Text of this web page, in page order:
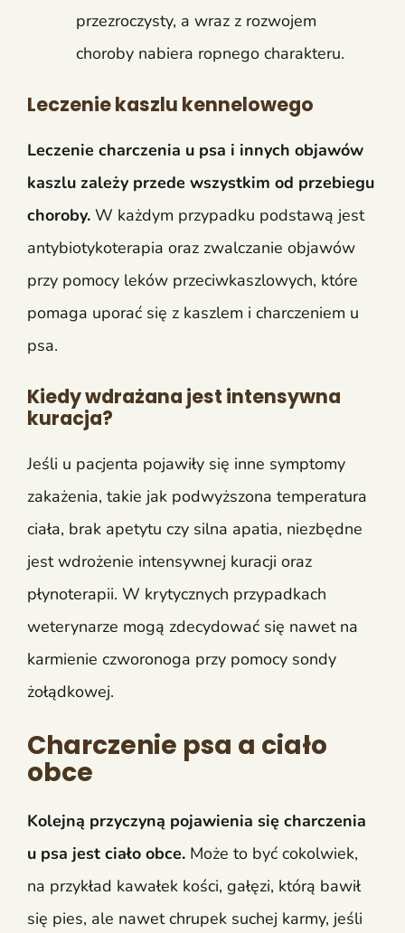
przezroczysty, a wraz z rozwojem
choroby nabiera ropnego charakteru.
Leczenie kaszlu kennelowego
Leczenie charczenia u psa i innych objawów
kaszlu zależy przede wszystkim od przebiegu
choroby. W każdym przypadku podstawą jest
antybiotykoterapia oraz zwalczanie objawów
przy pomocy leków przeciwkaszlowych, które
pomaga uporać się z kaszlem i charczeniem u
psa.
Kiedy wdrażana jest intensywna
kuracja?
Jeśli u pacjenta pojawiły się inne symptomy
zakażenia, takie jak podwyższona temperatura
ciała, brak apetytu czy silna apatia, niezbędne
jest wdrożenie intensywnej kuracji oraz
płynoterapii. W krytycznych przypadkach
weterynarze mogą zdecydować się nawet na
karmienie czworonoga przy pomocy sondy
żołądkowej.
Charczenie psa a ciało
obce
Kolejną przyczyną pojawienia się charczenia
u psa jest ciało obce. Może to być cokolwiek,
na przykład kawałek kości, gałęzi, którą bawił
się pies, ale nawet chrupek suchej karmy, jeśli